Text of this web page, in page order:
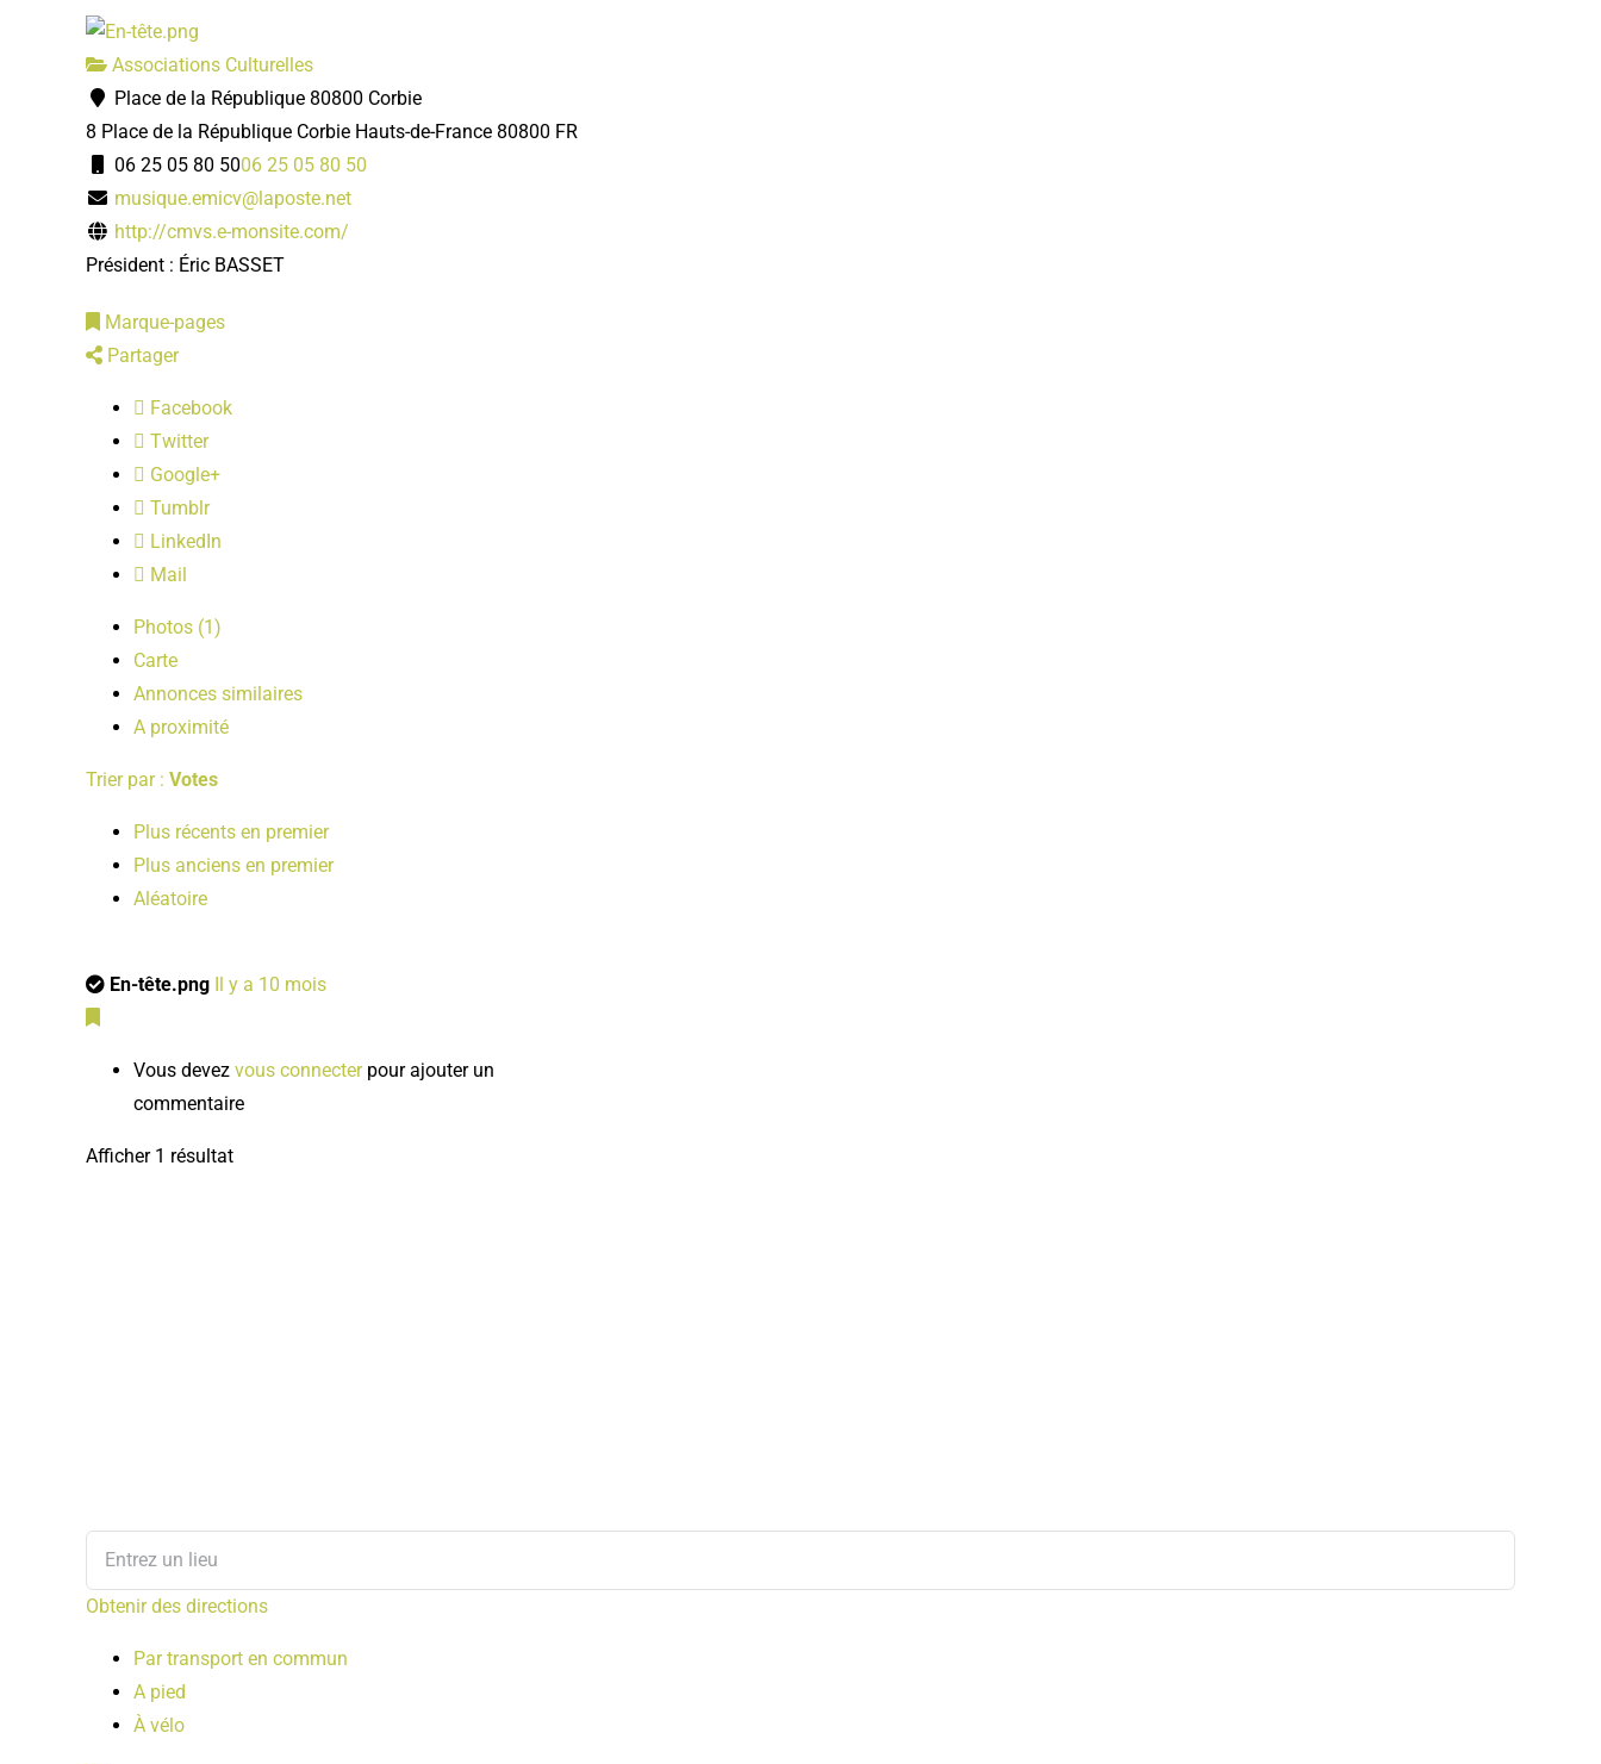
Associations Culturelles
Place de la République 80800 Corbie
8 Place de la République Corbie Hauts-de-France 80800 FR
06 25 05 80 5006 25 05 80 50
musique.emicv@laposte.net
http://cmvs.e-monsite.com/
Président : Éric BASSET
Marque-pages
Partager
Facebook
Twitter
Google+
Tumblr
LinkedIn
Mail
Photos (1)
Carte
Annonces similaires
A proximité
Trier par : Votes
Plus récents en premier
Plus anciens en premier
Aléatoire
En-tête.png Il y a 10 mois
Vous devez vous connecterpour ajouter un
commentaire
Afficher 1 résultat
Obtenir des directions
Par transport en commun
A pied
À vélo